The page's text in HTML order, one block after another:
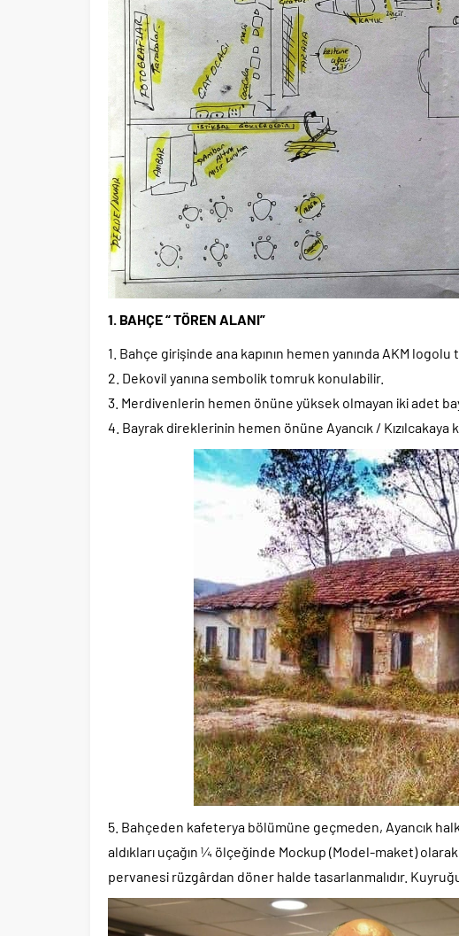
1. BAHÇE “ TÖREN ALANI”
1. Bahçe girişinde ana kapının hemen yanında AKM logolu
2. Dekovil yanına sembolik tomruk konulabilir.
3. Merdivenlerin hemen önüne yüksek olmayan iki adet
4. Bayrak direklerinin hemen önüne Ayancık /
5. Bahçeden kafeterya bölümüne geçmeden, Ayancık
aldıkları uçağın ¼ ölçeğinde Mockup (Model-maket) olarak
pervanesi rüzgârdan döner halde tasarlanmalıdır.